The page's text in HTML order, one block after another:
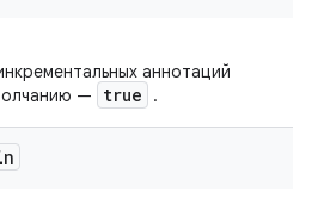
аннотаций
—
true .